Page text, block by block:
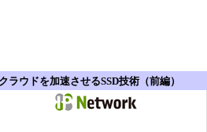
クラウドを加速させるSSD技術（前編）